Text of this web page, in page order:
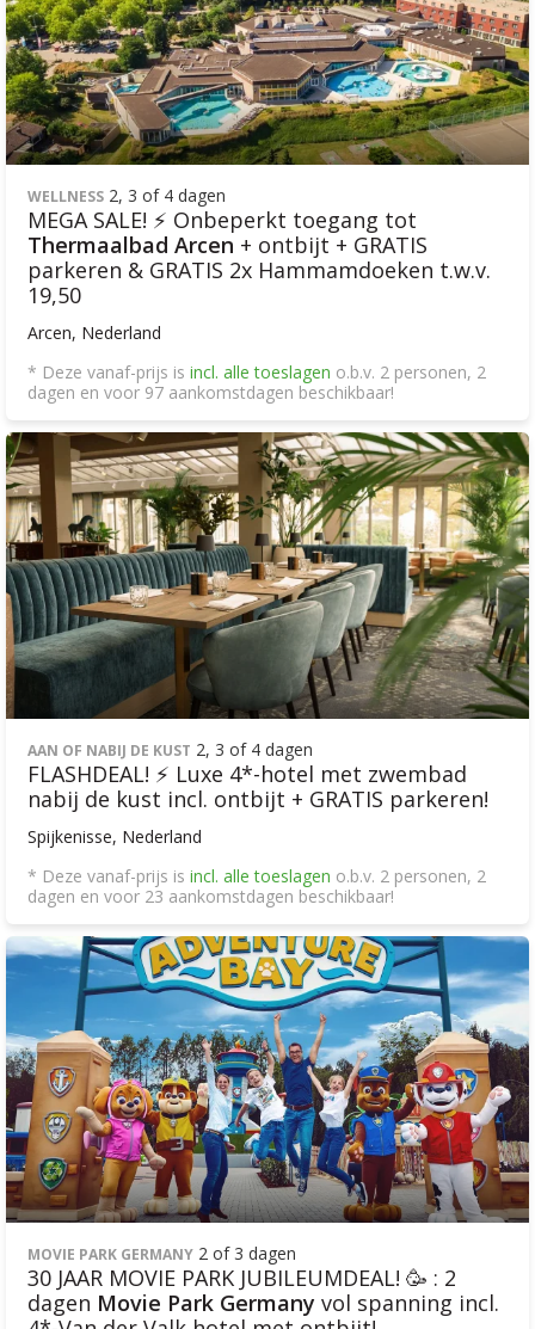
WELLNESS 2, 3 of 4 dagen
MEGA SALE! ⚡ Onbeperkt toegang tot
Thermaalbad Arcen + ontbijt + GRATIS
parkeren & GRATIS 2x Hammamdoeken t.w.v.
19,50
Arcen, Nederland
* Deze vanaf-prijs is incl. alle toeslagen o.b.v. 2 personen, 2
dagen en voor 97 aankomstdagen beschikbaar!
AAN OF NABIJ DE KUST 2, 3 of 4 dagen
FLASHDEAL! ⚡ Luxe 4*-hotel met zwembad
nabij de kust incl. ontbijt + GRATIS parkeren!
Spijkenisse, Nederland
* Deze vanaf-prijs is incl. alle toeslagen o.b.v. 2 personen, 2
dagen en voor 23 aankomstdagen beschikbaar!
MOVIE PARK GERMANY 2 of 3 dagen
30 JAAR MOVIE PARK JUBILEUMDEAL! 🥳 : 2
dagen Movie Park Germany vol spanning incl.